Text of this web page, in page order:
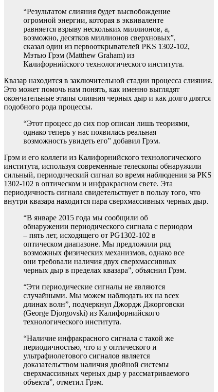
“Результатом слияния будет высвобождение
огромной энергии, которая в эквиваленте
равняется взрыву нескольких миллионов, а,
возможно, десятков миллионов сверхновых”,
сказал один из первооткрывателей PKS 1302-102,
Мэтью Грэм (Matthew Graham) из
Калифорнийского технологического института.
Квазар находится в заключительной стадии процесса слияния.
Это может помочь нам понять, как именно выглядят
окончательные этапы слияния черных дыр и как долго длятся
подобного рода процессы.
“Этот процесс до сих пор описан лишь теориями,
однако теперь у нас появилась реальная
возможность увидеть его” добавил Грэм.
Грэм и его коллеги из Калифорнийского технологического
института, используя современные телескопы обнаружили
сильный, периодический сигнал во время наблюдения за PKS
1302-102 в оптическом и инфракрасном свете. Эта
периодичность сигнала свидетельствует в пользу того, что
внутри квазара находится пара сверхмассивных черных дыр.
“В январе 2015 года мы сообщили об
обнаружении периодического сигнала с периодом
– пять лет, исходящего от PG1302-102 в
оптическом диапазоне. Мы предложили ряд
возможных физических механизмов, однако все
они требовали наличия двух сверхмассивных
черных дыр в пределах квазара”, объяснил Грэм.
“Эти периодические сигналы не являются
случайными. Мы можем наблюдать их на всех
длинах волн”, подчеркнул Джордж Джорговски
(George Djorgovski) из Калифорнийского
технологического института.
“Наличие инфракрасного сигнала с такой же
периодичностью, что и у оптического и
ультрафиолетового сигналов является
доказательством наличия двойной системы
сверхмассивных черных дыр у рассматриваемого
объекта”, отметил Грэм.